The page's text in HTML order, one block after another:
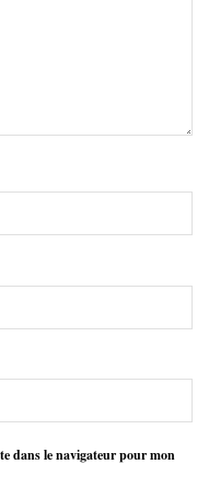
dans le navigateur pour mon